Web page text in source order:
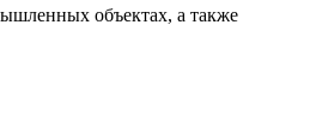
объектах, а также